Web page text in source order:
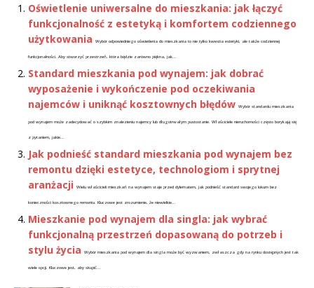
Oświetlenie uniwersalne do mieszkania: jak łączyć
funkcjonalność z estetyką i komfortem codziennego
użytkowania
Wybór odpowiedniego oświetlenia do mieszkania to nie tylko kwestia estetyki, ale także codziennej
funkcjonalności. Aby stworzyć przestrzeń, która będzie zarówno piękna, jak...
Standard mieszkania pod wynajem: jak dobrać
wyposażenie i wykończenie pod oczekiwania
najemców i uniknąć kosztownych błędów Wybór standardu mieszkania
pod wynajem może zadecydować o szybkim znalezieniu najemcy lub długotrwałym pustostanie. Właściciele nieruchomości często borykają się
z pytaniem, jakie...
Jak podnieść standard mieszkania pod wynajem bez
remontu dzięki estetyce, technologiom i sprytnej
aranżacji
Wielu właścicieli mieszkań na wynajem staje przed dylematem, jak podnieść standard swojego lokum bez
konieczności kosztownego remontu. Kluczowe jest zrozumienie, że niewielkie...
Mieszkanie pod wynajem dla singla: jak wybrać
funkcjonalną przestrzeń dopasowaną do potrzeb i
stylu życia
Wybór mieszkania pod wynajem dla singla może być wyzwaniem, zwłaszcza gdy na rynku dostępnych jest tak
wiele opcji. Kluczowe jest, aby skupić...